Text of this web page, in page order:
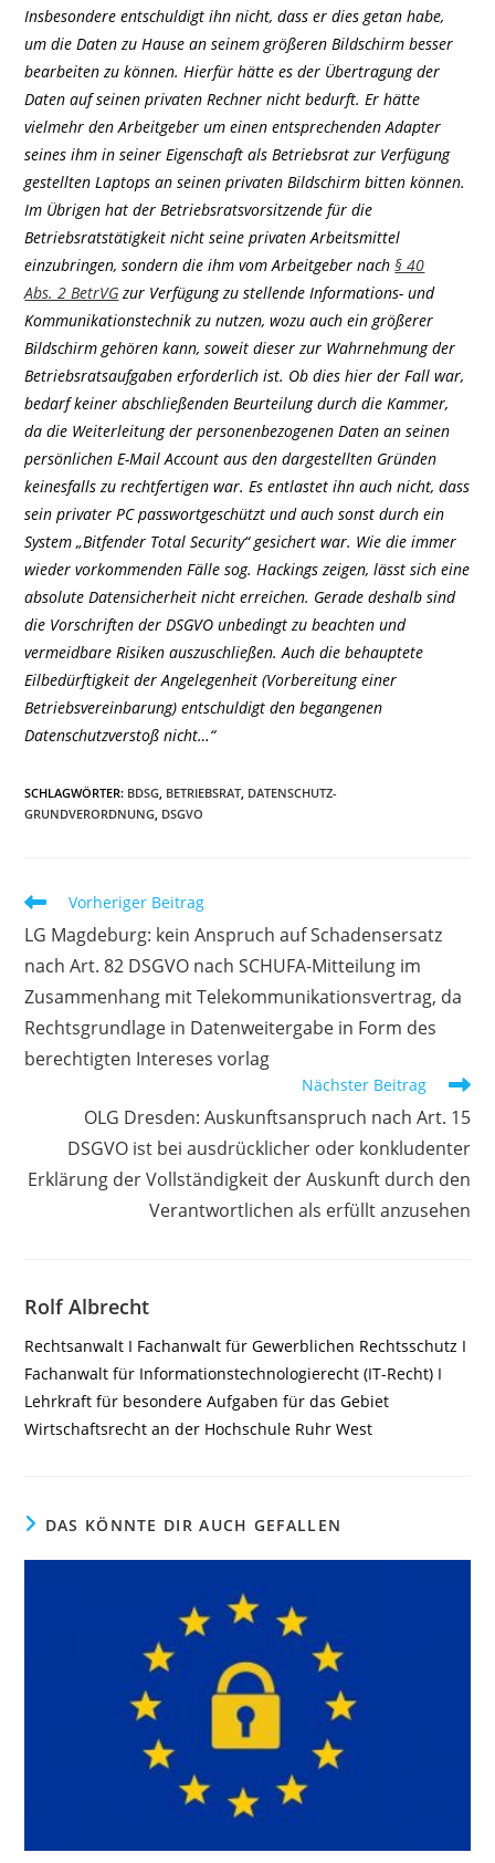
Insbesondere entschuldigt ihn nicht, dass er dies getan habe,
um die Daten zu Hause an seinem größeren Bildschirm besser
bearbeiten zu können. Hierfür hätte es der Übertragung der
Daten auf seinen privaten Rechner nicht bedurft. Er hätte
vielmehr den Arbeitgeber um einen entsprechenden Adapter
seines ihm in seiner Eigenschaft als Betriebsrat zur Verfügung
gestellten Laptops an seinen privaten Bildschirm bitten können.
Im Übrigen hat der Betriebsratsvorsitzende für die
Betriebsratstätigkeit nicht seine privaten Arbeitsmittel
einzubringen, sondern die ihm vom Arbeitgeber nach§ 40
Abs. 2 BetrVG zur Verfügung zu stellende Informations- und
Kommunikationstechnik zu nutzen, wozu auch ein größerer
Bildschirm gehören kann, soweit dieser zur Wahrnehmung der
Betriebsratsaufgaben erforderlich ist. Ob dies hier der Fall war,
bedarf keiner abschließenden Beurteilung durch die Kammer,
da die Weiterleitung der personenbezogenen Daten an seinen
persönlichen E-Mail Account aus den dargestellten Gründen
keinesfalls zu rechtfertigen war. Es entlastet ihn auch nicht, dass
sein privater PC passwortgeschützt und auch sonst durch ein
System „Bitfender Total Security“ gesichert war. Wie die immer
wieder vorkommenden Fälle sog. Hackings zeigen, lässt sich eine
absolute Datensicherheit nicht erreichen. Gerade deshalb sind
die Vorschriften der DSGVO unbedingt zu beachten und
vermeidbare Risiken auszuschließen. Auch die behauptete
Eilbedürftigkeit der Angelegenheit (Vorbereitung einer
Betriebsvereinbarung) entschuldigt den begangenen
Datenschutzverstoß nicht…“
SCHLAGWÖRTER: BDSG BETRIEBSRAT DATENSCHUTZ-
GRUNDVERORDNUNG DSGVO
Weitere
ansehen
Vorheriger Beitrag
LG Magdeburg: kein Anspruch auf Schadensersatz
nach Art. 82 DSGVO nach SCHUFA-Mitteilung im
Zusammenhang mit Telekommunikationsvertrag, da
Rechtsgrundlage in Datenweitergabe in Form des
berechtigten Intereses vorlag
Nächster Beitrag
OLG Dresden: Auskunftsanspruch nach Art. 15
DSGVO ist bei ausdrücklicher oder konkludenter
Erklärung der Vollständigkeit der Auskunft durch den
Verantwortlichen als erfüllt anzusehen
Rolf Albrecht
Rechtsanwalt I Fachanwalt für Gewerblichen Rechtsschutz I
Fachanwalt für Informationstechnologierecht (IT-Recht) I
Lehrkraft für besondere Aufgaben für das Gebiet
Wirtschaftsrecht an der Hochschule Ruhr West
DAS KÖNNTE DIR AUCH GEFALLEN